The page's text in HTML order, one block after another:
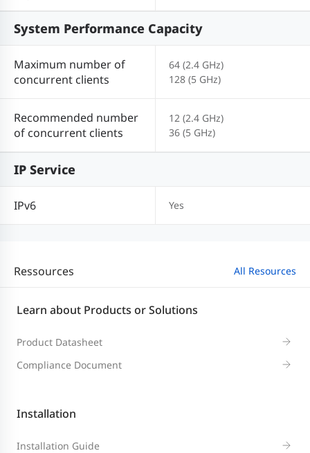
System Performance Capacity
Maximum number of
concurrent clients
64 (2.4 GHz)
128 (5 GHz)
Recommended number
of concurrent clients
12 (2.4 GHz)
36 (5 GHz)
IP Service
IPv6 Yes
Ressources All Resources
Learn about Products or Solutions
Product Datasheet
Compliance Document
Installation
Installation Guide